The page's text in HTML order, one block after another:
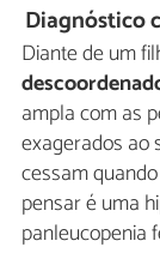
Diagnóstico
Diante de um
ampla com as
exagerados ao
cessam
pensar é uma
panleucopenia